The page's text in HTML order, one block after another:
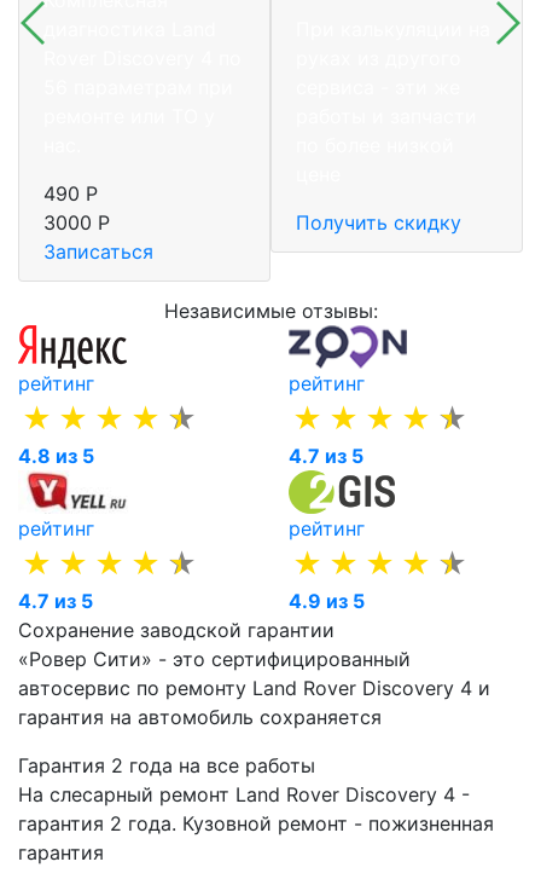
490 Р
3000 Р
Записаться
Получить скидку
Независимые отзывы:
рейтинг
4.8 из 5
рейтинг
4.7 из 5
рейтинг
4.7 из 5
рейтинг
4.9 из 5
Сохранение заводской гарантии
«Ровер Сити» - это сертифицированный
автосервис по ремонту Land Rover Discovery 4 и
гарантия на автомобиль сохраняется
Гарантия 2 года на все работы
На слесарный ремонт Land Rover Discovery 4 -
гарантия 2 года. Кузовной ремонт - пожизненная
гарантия